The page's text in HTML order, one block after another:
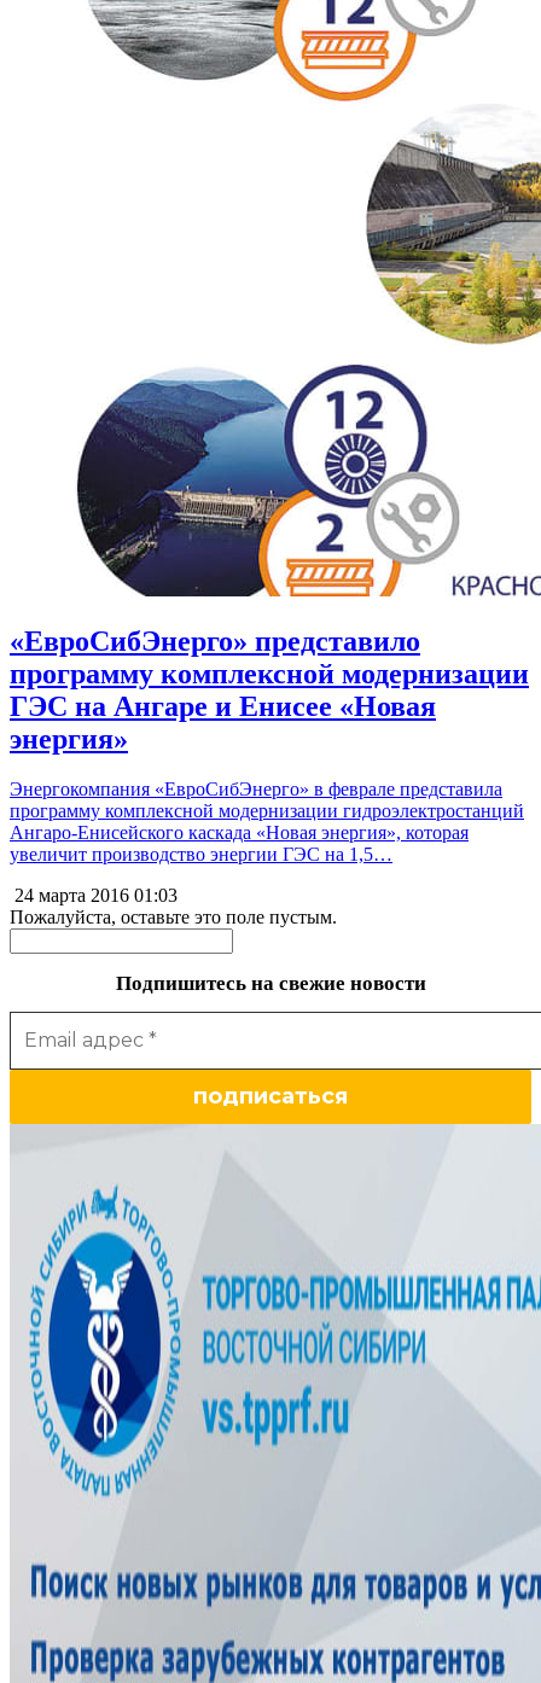
«ЕвроСибЭнерго» представило
программу комплексной модернизации
ГЭС на Ангаре и Енисее «Новая
энергия»
Энергокомпания «ЕвроСибЭнерго» в феврале представила
программу комплексной модернизации гидроэлектростанций
Ангаро-Енисейского каскада «Новая энергия», которая
увеличит производство энергии ГЭС на 1,5…
24 марта 2016 01:03
Пожалуйста, оставьте это поле пустым.
Подпишитесь на свежие новости